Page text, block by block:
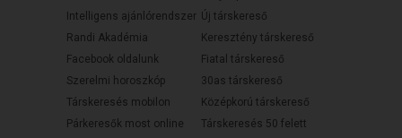
Intelligens ajánlórendszer
Randi Akadémia
Facebook oldalunk
Szerelmi horoszkóp
Társkeresés mobilon
Párkeresők most online
Új társkereső
Keresztény társkereső
Fiatal társkereső
30as társkereső
Középkorú társkereső
Társkeresés 50 felett